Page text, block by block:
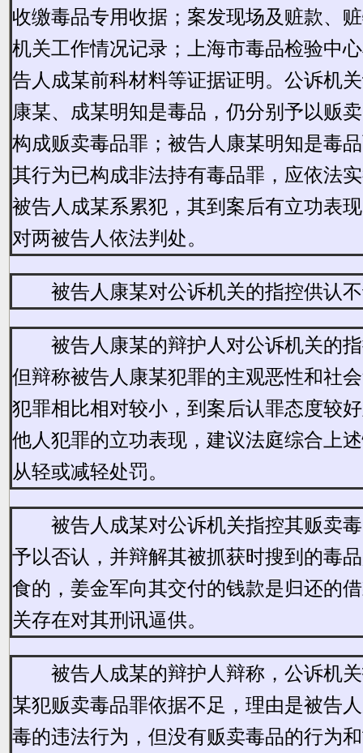
收缴毒品专用收据；案发现场及赃款、
机关工作情况记录；上海市毒品检验中
告人成某前科材料等证据证明。公诉机
康某、成某明知是毒品，仍分别予以贩
构成贩卖毒品罪；被告人康某明知是毒
其行为已构成非法持有毒品罪，应依法
被告人成某系累犯，其到案后有立功表
对两被告人依法判处。
被告人康某对公诉机关的指控供认
被告人康某的辩护人对公诉机关的
但辩称被告人康某犯罪的主观恶性和社
犯罪相比相对较小，到案后认罪态度较
他人犯罪的立功表现，建议法庭综合上
从轻或减轻处罚。
被告人成某对公诉机关指控其贩卖
予以否认，并辩解其被抓获时搜到的毒
食的，姜金军向其交付的钱款是归还的
关存在对其刑讯逼供。
被告人成某的辩护人辩称，公诉机
某犯贩卖毒品罪依据不足，理由是被告
毒的违法行为，但没有贩卖毒品的行为